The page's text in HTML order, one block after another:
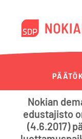
Nokian
edustajisto
(4.6.2017)